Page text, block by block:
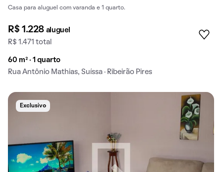
Casa para aluguel com varanda e 1 quarto.
R$ 1.228 aluguel
R$ 1.471 total
60 m² · 1 quarto
Rua Antônio Mathias, Suíssa · Ribeirão Pires
Exclusivo